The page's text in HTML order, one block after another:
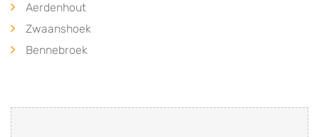
Aerdenhout
Zwaanshoek
Bennebroek